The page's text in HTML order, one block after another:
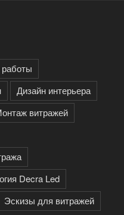
Дизайн интерьера
витражей
Decra Led
Эскизы для витражей